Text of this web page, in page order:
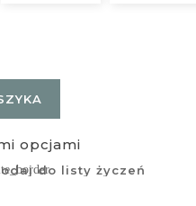
opcjami
do listy życzeń